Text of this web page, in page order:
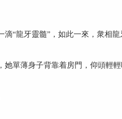
龍牙靈髓”，如此一來，衆相龍
單薄身子背靠着房門，仰頭輕輕